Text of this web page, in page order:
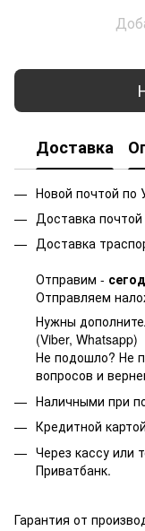
Доставка
Новой почтой по
Доставка
Доставка
Отправим -
Отправляем
Нужны
(Viber, Whatsapp)
Не подошло? Не
вопросов и
Наличными при
Кредитной
Через кассу или
Приватбанк.
Гарантия от